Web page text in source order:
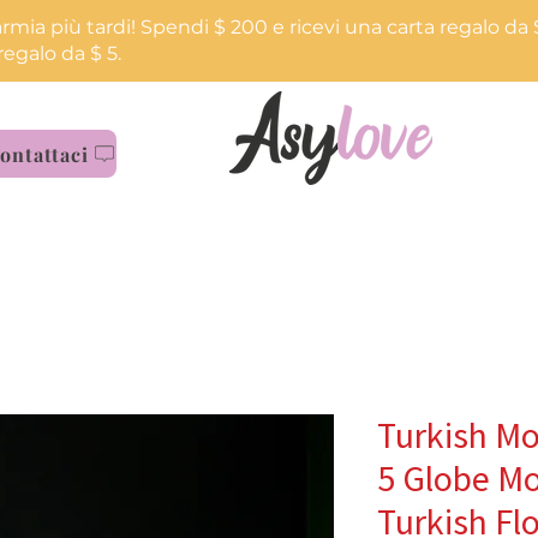
più tardi! Spendi $ 200 e ricevi una carta regalo da
da $ 5.
Turkish
5 Globe
Turkish